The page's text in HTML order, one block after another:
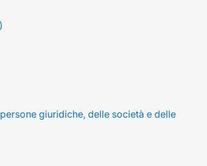
giuridiche, delle società e delle